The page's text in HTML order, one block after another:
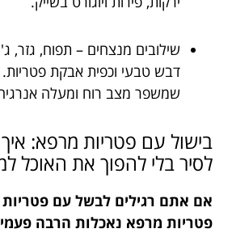
שילובים מנצחים – תפוח, גזר,
דבש טבעי וכפית אבקת
שמשפר מצב רוח ומעלה
בישול עם פטריות מרפא: איך
לסיר בלי להפוך את האוכל
אם אתם רגילים לבשל עם
פטריות מרפא נאכלות הרבה